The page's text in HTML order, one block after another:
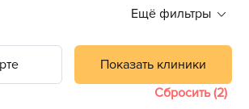
Ещё фильтры
Показать клиники
Сбросить (2)